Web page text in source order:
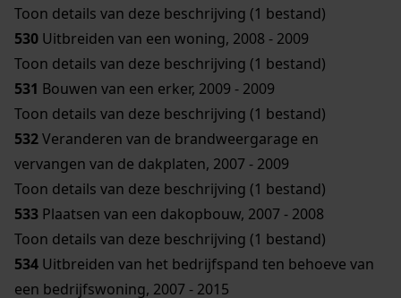
Toon details van deze beschrijving (1 bestand)
530 Uitbreiden van een woning, 2008 - 2009
Toon details van deze beschrijving (1 bestand)
531 Bouwen van een erker, 2009 - 2009
Toon details van deze beschrijving (1 bestand)
532Veranderen van de brandweergarage en
vervangen van de dakplaten, 2007 - 2009
Toon details van deze beschrijving (1 bestand)
533 Plaatsen van een dakopbouw, 2007 - 2008
Toon details van deze beschrijving (1 bestand)
534 Uitbreiden van het bedrijfspand ten behoeve van
een bedrijfswoning, 2007 - 2015